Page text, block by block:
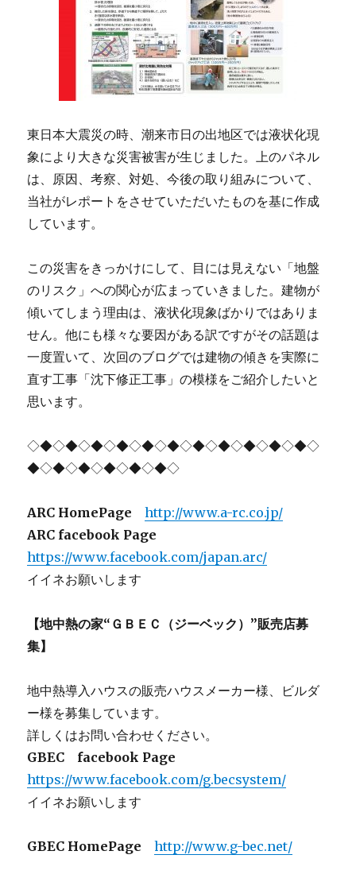
東日本大震災の時、潮来市日の出地区では液状化現
象により大きな災害被害が生じました。上のパネル
は、原因、考察、対処、今後の取り組みについて、
当社がレポートをさせていただいたものを基に作成
しています。
この災害をきっかけにして、目には見えない「地盤
のリスク」への関心が広まっていきました。建物が
傾いてしまう理由は、液状化現象ばかりではありま
せん。他にも様々な要因がある訳ですがその話題は
一度置いて、次回のブログでは建物の傾きを実際に
直す工事「沈下修正工事」の模様をご紹介したいと
思います。
◇◆◇◆◇◆◇◆◇◆◇◆◇◆◇◆◇◆◇◆◇◆◇
◆◇◆◇◆◇◆◇◆◇◆◇
ARC HomePage
http://www.a-rc.co.jp/
ARC facebook Page
https://www.facebook.com/japan.arc/
イイネお願いします
【地中熱の家“ＧＢＥＣ（ジーベック）”販売店募
集】
地中熱導入ハウスの販売ハウスメーカー様、ビルダ
ー様を募集しています。
詳しくはお問い合わせください。
GBEC facebook Page
https://www.facebook.com/g.becsystem/
イイネお願いします
GBEC HomePagehttp://www.g-bec.net/